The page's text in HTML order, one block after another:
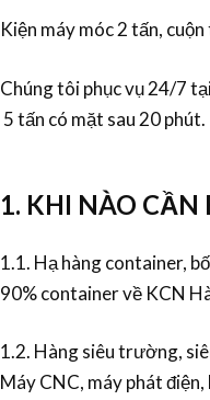
Kiện máy móc 2 tấn,
Chúng tôi phục vụ 24/7
5 tấn có mặt sau 20 phút.
1. KHI NÀO CẦN
1.1. Hạ hàng container,
90% container về KCN
1.2. Hàng siêu trường,
Máy CNC, máy phát